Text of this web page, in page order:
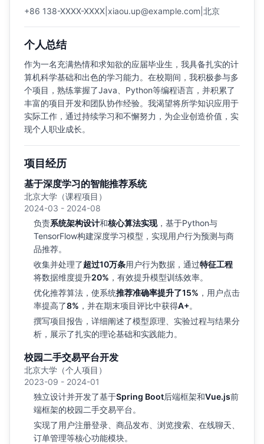
+86 138-XXXX-XXXX xiaou.up@example.com 北京
个人总结
作为一名充满热情和求知欲的应届毕业生，我具备扎实的计
算机科学基础和出色的学习能力。在校期间，我积极参与多
个项目，熟练掌握了Java、Python等编程语言，并积累了
丰富的项目开发和团队协作经验。我渴望将所学知识应用于
实际工作，通过持续学习和不懈努力，为企业创造价值，实
现个人职业成长。
项目经历
基于深度学习的智能推荐系统
北京大学（课程项目）
2024-03 - 2024-08
负责系统架构设计和核心算法实现，基于Python与
TensorFlow构建深度学习模型，实现用户行为预测与商
品推荐。
收集并处理了超过10万条用户行为数据，通过特征工程
将数据维度提升20% ，有效提升模型训练效率。
优化推荐算法，使系统推荐准确率提升了15% ，用户点击
率提高了8% ，并在期末项目评比中获得A+。
撰写项目报告，详细阐述了模型原理、实验过程与结果分
析，展示了扎实的理论基础和实践能力。
校园二手交易平台开发
北京大学（个人项目）
2023-09 - 2024-01
独立设计并开发了基于Spring Boot后端框架和Vue.js前
端框架的校园二手交易平台。
实现了用户注册登录、商品发布、浏览搜索、在线聊天、
订单管理等核心功能模块。